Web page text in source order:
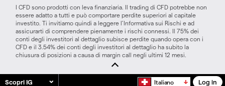
I CFD sono prodotti con leva finanziaria. Il trading di CFD potrebbe non
essere adatto a tutti e può comportare perdite superiori al capitale
investito. Ti invitiamo quindi a leggere l’Informativa sui Rischi e ad
assicurarti di comprendere pienamente i rischi connessi. Il 75% dei
conti degli investitori al dettaglio subisce perdite quando opera con i
CFD e il 3.54% dei conti degli investitori al dettaglio ha subito la
chiusura di posizioni a causa di margin call negli ultimi 12 mesi.
Scopri IG Italiano Log in